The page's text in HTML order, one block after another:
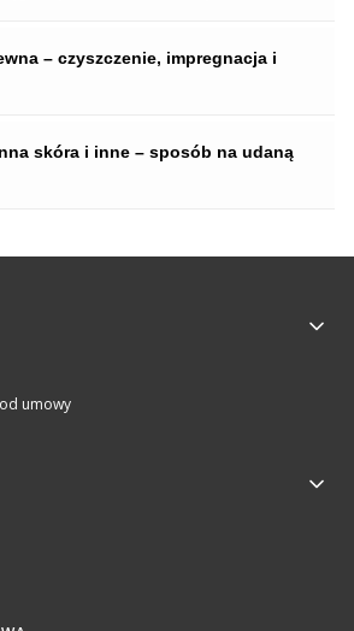
– czyszczenie, impregnacja i
skóra i inne – sposób na udaną
umowy